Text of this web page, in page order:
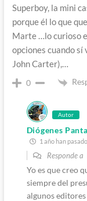
Superboy, la mini
porque él lo que
Marte …lo curioso
opciones cuando
John Carter),…
0
Autor
Diógenes
1 año han
Responde a
Yo es que creo
siempre del
algunos